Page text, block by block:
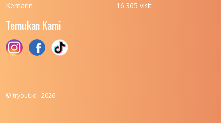
(UPN) VETERAN JAKARTA
UNIVERSITAS PEMBANGUNAN NASIONAL
(UPN) VETERAN JAWA TIMUR
UNIVERSITAS PEMBANGUNAN NASIONAL
Kemarin
16.365 visit
Temukan Kami
© tryout.id - 2026